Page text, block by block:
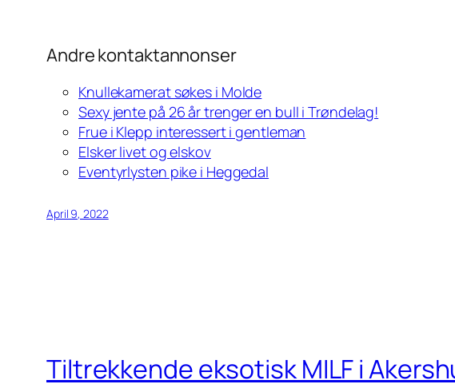
Andre kontaktannonser
Knullekamerat søkes i Molde
Sexy jente på 26 år trenger en bull i Trøndelag!
Frue i Klepp interessert i gentleman
Elsker livet og elskov
Eventyrlysten pike i Heggedal
April 9, 2022
Tiltrekkende eksotisk MILF i